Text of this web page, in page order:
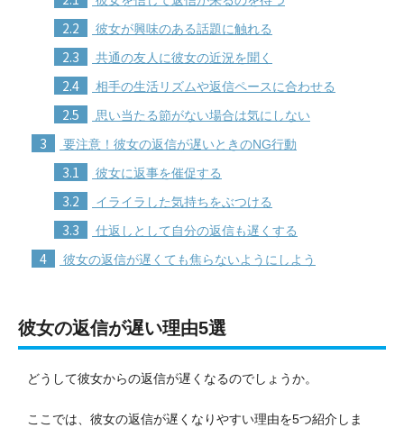
2.2 彼女が興味のある話題に触れる
2.3 共通の友人に彼女の近況を聞く
2.4 相手の生活リズムや返信ペースに合わせる
2.5 思い当たる節がない場合は気にしない
3 要注意！彼女の返信が遅いときのNG行動
3.1 彼女に返事を催促する
3.2 イライラした気持ちをぶつける
3.3 仕返しとして自分の返信も遅くする
4 彼女の返信が遅くても焦らないようにしよう
彼女の返信が遅い理由5選
どうして彼女からの返信が遅くなるのでしょうか。
ここでは、彼女の返信が遅くなりやすい理由を5つ紹介しま